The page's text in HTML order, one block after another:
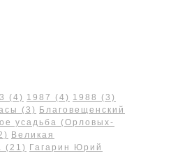
(4) 1987 (4) 1988
(3)
(3) Благовещенский
усадьба (Орловых-
Великая
(21) Гагарин Юрий